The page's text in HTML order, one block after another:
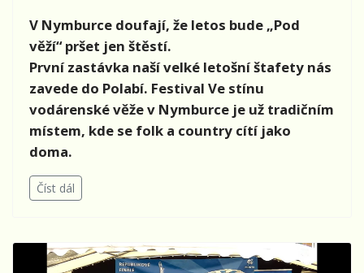
V Nymburce doufají, že letos bude „Pod
věží“ pršet jen štěstí.
První zastávka naší velké letošní štafety nás
zavede do Polabí. Festival Ve stínu
vodárenské věže v Nymburce je už tradičním
místem, kde se folk a country cítí jako
doma.
Číst dál